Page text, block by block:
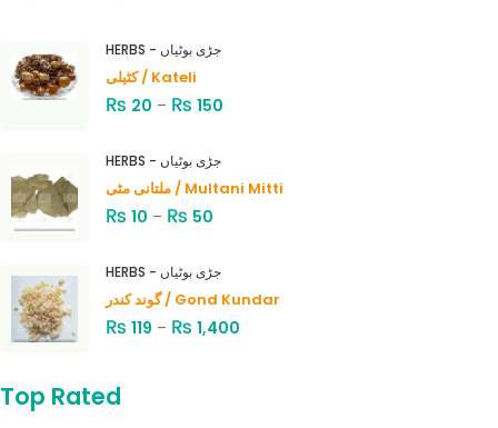
HERBS - جڑی بوٹیاں
کٹیلی / Kateli
₨ 20 – ₨ 150
HERBS - جڑی بوٹیاں
ملتانی مٹی / Multani Mitti
₨ 10 – ₨ 50
HERBS - جڑی بوٹیاں
گوند کندر / Gond Kundar
₨ 119 – ₨ 1,400
Top Rated